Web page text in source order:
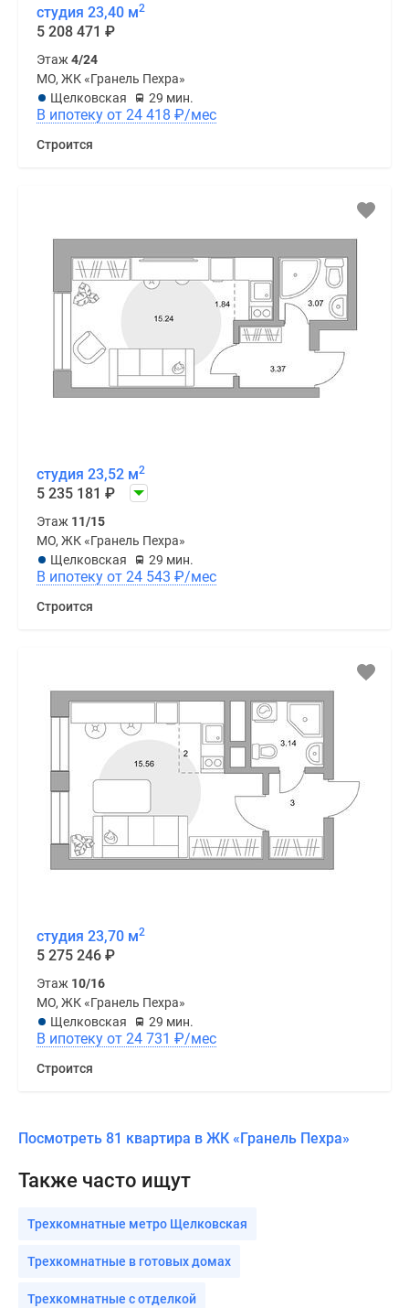
студия 23,40 м2
5 208 471 ₽
Этаж 4/24
МО, ЖК «Гранель Пехра»
Щелковская
29 мин.
В ипотеку от 24 418 ₽/мес
Строится
студия 23,52 м2
5 235 181 ₽
Этаж 11/15
МО, ЖК «Гранель Пехра»
Щелковская
29 мин.
В ипотеку от 24 543 ₽/мес
Строится
студия 23,70 м2
5 275 246 ₽
Этаж 10/16
МО, ЖК «Гранель Пехра»
Щелковская
29 мин.
В ипотеку от 24 731 ₽/мес
Строится
Посмотреть 81 квартира в ЖК «Гранель Пехра»
Также часто ищут
Трехкомнатные метро Щелковская
Трехкомнатные в готовых домах
Трехкомнатные с отделкой